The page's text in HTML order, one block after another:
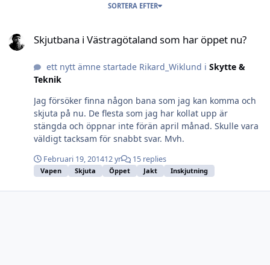
SORTERA EFTER
Skjutbana i Västragötaland som har öppet nu?
ett nytt ämne startade Rikard_Wiklund i Skytte &
Teknik
Jag försöker finna någon bana som jag kan komma och
skjuta på nu. De flesta som jag har kollat upp är
stängda och öppnar inte förän april månad. Skulle vara
väldigt tacksam för snabbt svar. Mvh.
Februari 19, 201412 yr 15 replies
Vapen Skjuta Öppet Jakt Inskjutning